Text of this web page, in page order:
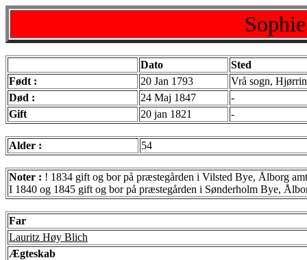
Dato
Sted
Født :
20 Jan 1793
Vrå sogn,
Død :
24 Maj 1847
-
Gift
20 jan 1821 -
Alder : 54
Noter : ! 1834 gift og bor på præstegården i Vilsted Bye, Ålborg amt
I 1840 og 1845 gift og bor på præstegården i Sønderholm Bye,
Far
Lauritz Høy Blich
Ægteskab